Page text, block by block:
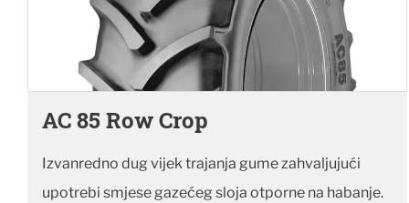
AC 85 Row Crop
Izvanredno dug vijek trajanja gume zahvaljujući
upotrebi smjese gazećeg sloja otporne na habanje.